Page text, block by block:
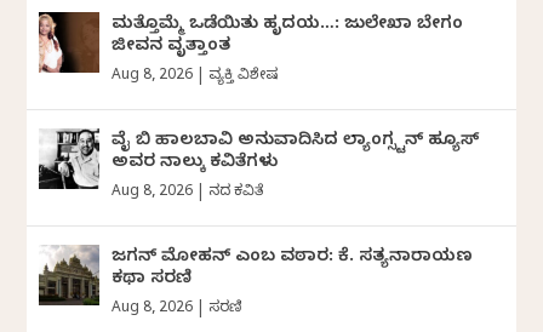
ಮತ್ತೊಮ್ಮೆ ಒಡೆಯಿತು ಹೃದಯ…: ಜುಲೇಖಾ ಬೇಗಂ
ಜೀವನ ವೃತ್ತಾಂತ
Aug 8, 2026 ವ್ಯಕ್ತಿ ವಿಶೇಷ
ವೈ ಬಿ ಹಾಲಬಾವಿ ಅನುವಾದಿಸಿದ ಲ್ಯಾಂಗ್ಸ್ಟನ್ ಹ್ಯೂಸ್
ಅವರ ನಾಲ್ಕು ಕವಿತೆಗಳು
Aug 8, 2026 ದಿನದ ಕವಿತೆ
ಜಗನ್‌ ಮೋಹನ್‌ ಎಂಬ ವಠಾರ: ಕೆ. ಸತ್ಯನಾರಾಯಣ
ಕಥಾ ಸರಣಿ
Aug 8, 2026 ಸರಣಿ